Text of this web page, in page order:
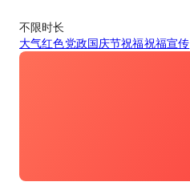
不限时长
大气红色党政国庆节祝福祝福宣传